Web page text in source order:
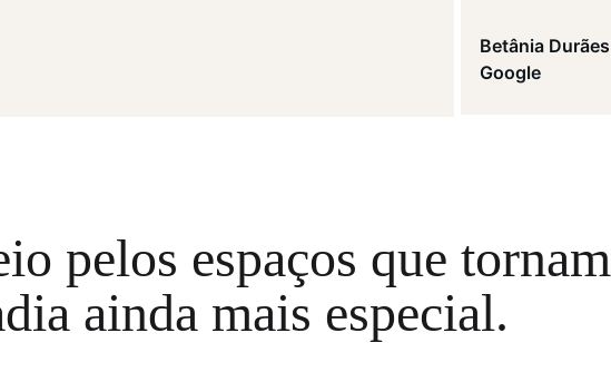
Betânia Durães
Google
pelos espaços que tornam
ainda mais especial.